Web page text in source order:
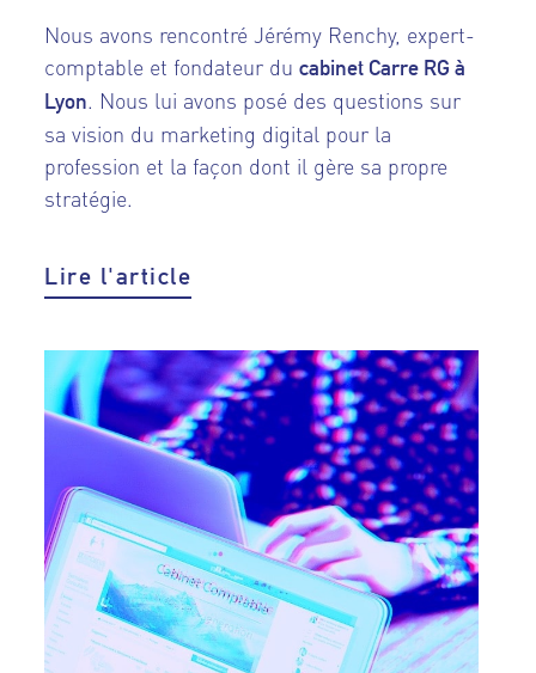
Nous avons rencontré Jérémy Renchy, expert-
comptable et fondateur ducabinet Carre RG à
Lyon. Nous lui avons posé des questions sur
sa vision du marketing digital pour la
profession et la façon dont il gère sa propre
stratégie.
Lire l'article